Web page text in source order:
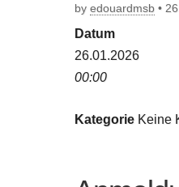
by edouardmsb •
Datum
26.01.2026
00:00
Kategorie Keine